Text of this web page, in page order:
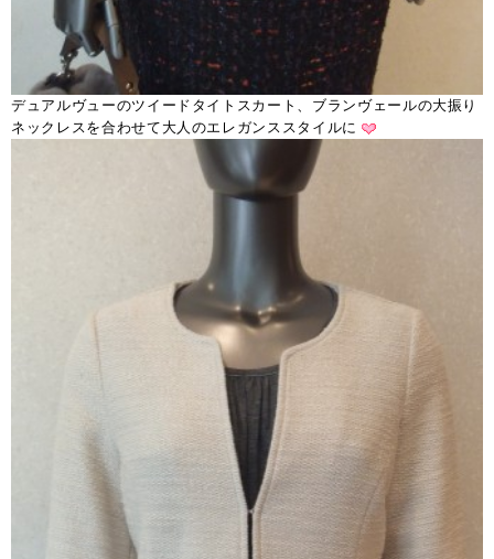
デュアルヴューのツイードタイトスカート、ブランヴェールの大振り
ネックレスを合わせて大人のエレガンススタイルに